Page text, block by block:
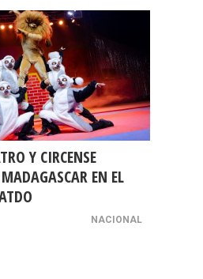
Y CIRCENSE
EN EL
NACIONAL